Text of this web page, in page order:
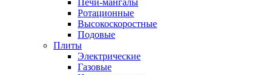
Ротационные
Высокоскоростные
Подовые
Плиты
Электрические
Газовые